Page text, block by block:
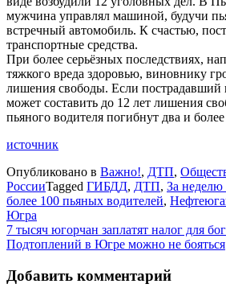
мужчина управлял машиной, будучи
встречный автомобиль. К счастью,
транспортные средства.
При более серьёзных последствиях,
тяжкого вреда здоровью, виновнику
лишения свободы. Если пострадавший
может составить до 12 лет лишения
пьяного водителя погибнут два и
источник
Опубликовано в Важно!, ДТП,
РоссииTagged ГИБДД, ДТП, За
более 100 пьяных водителей,
Югра
Навигация
по
записям
7 тысяч югорчан заплатят налог для
Подтоплений в Югре можно не бояться
Добавить комментарий